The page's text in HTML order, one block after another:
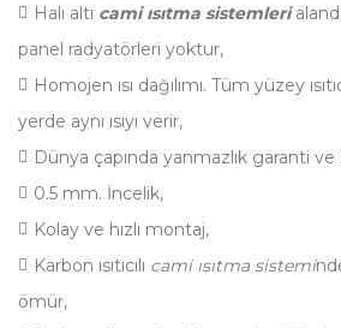
Halı altı cami ısıtma sistemleri
panel radyatörleri yoktur,
Homojen ısı dağılımı. Tüm yüzey
yerde aynı ısıyı verir,
Dünya çapında yanmazlık garanti ve
0.5 mm. İncelik,
Kolay ve hızlı montaj,
Karbon ısıtıcılı cami ısıtma sistemi
ömür,